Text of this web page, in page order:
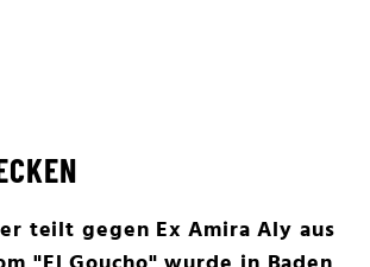
teilt gegen Ex Amira Aly aus